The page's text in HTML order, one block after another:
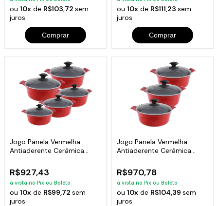
ou10x de R$103,72sem
juros
Comprar
ou 10xde R$111,23 sem
juros
Comprar
Jogo Panela Vermelha
Antiaderente Cerâmica
R$927,43
à vista no Pix ou Boleto
ou10x de R$99,72sem
juros
Jogo Panela Vermelha
Antiaderente Cerâmica
R$970,78
à vista no Pix ou Boleto
ou 10xde R$104,39 sem
juros